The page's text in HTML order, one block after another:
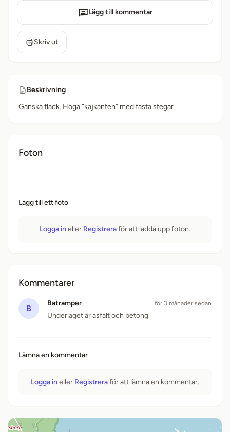
Lägg till kommentar
Skriv ut
Beskrivning
Ganska flack. Höga ”kajkanten” med fasta stegar
Foton
Lägg till ett foto
Logga in eller Registreraför att ladda upp foton.
Kommentarer
B
Batramper för 3 månader sedan
Underlaget är asfalt och betong
Lämna en kommentar
Logga in eller Registreraför att lämna en kommentar.